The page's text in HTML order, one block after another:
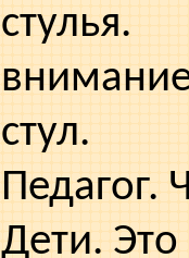
стул.
Педагог.
Дети. Это